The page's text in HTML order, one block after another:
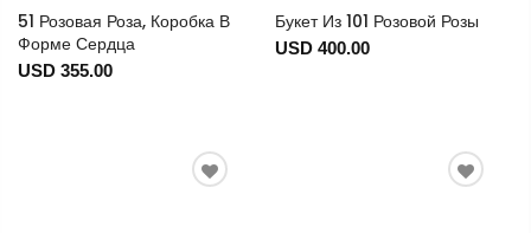
51 Розовая Роза, Коробка В
Форме Сердца
USD 355.00
Букет Из 101 Розовой Розы
USD 400.00